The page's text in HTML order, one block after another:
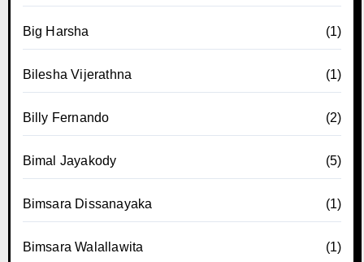
Big Harsha (1)
Bilesha Vijerathna (1)
Billy Fernando (2)
Bimal Jayakody (5)
Bimsara Dissanayaka (1)
Bimsara Walallawita (1)